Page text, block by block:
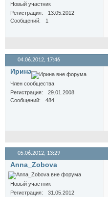
Новый участник
Регистрация
13.05.2012
Сообщений
1
04.06.2012, 17:46
Иринa
Член сообщества
Регистрация
29.01.2008
Сообщений
484
05.06.2012, 13:29
Anna_Zobova
Новый участник
Регистрация
31.05.2012